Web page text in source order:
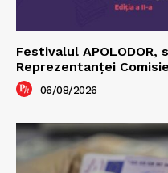
Festivalul
Reprezentanței
06/08/2026